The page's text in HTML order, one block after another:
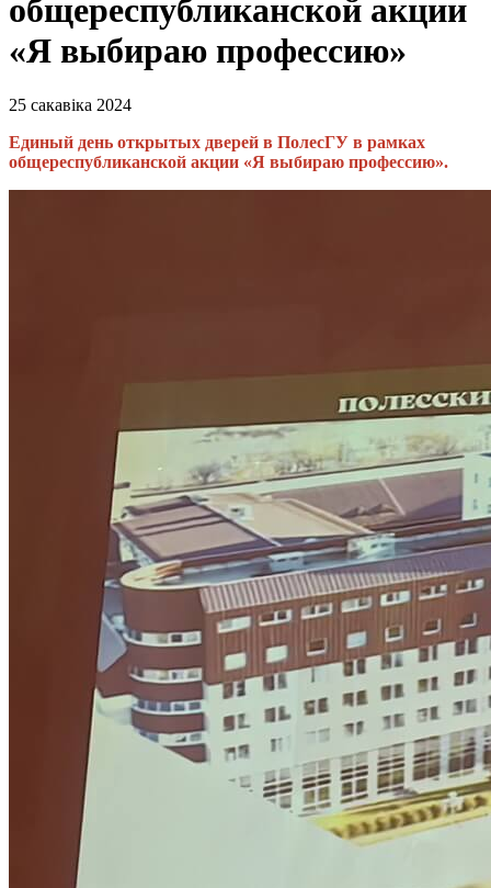
общереспубликанской акции
«Я выбираю профессию»
25 сакавіка 2024
Единый день открытых дверей в ПолесГУ в рамках
общереспубликанской акции «Я выбираю профессию».